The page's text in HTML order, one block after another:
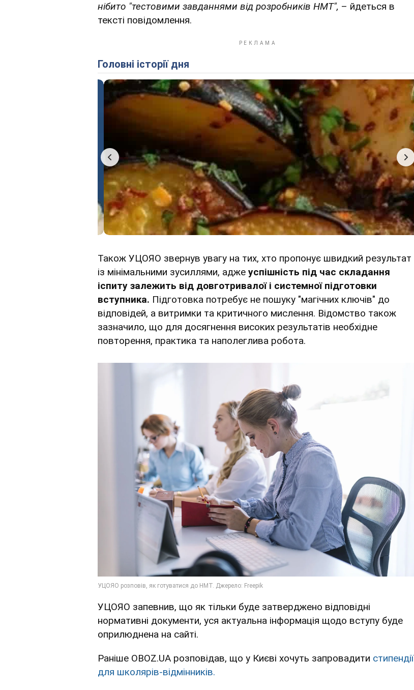
нібито "тестовими завданнями від розробників НМТ", – йдеться в
тексті повідомлення.
Головні історії дня
Також УЦОЯО звернув увагу на тих, хто пропонує швидкий результат
із мінімальними зусиллями, адже успішність під час складання
іспиту залежить від довготривалої і системної підготовки
вступника. Підготовка потребує не пошуку "магічних ключів" до
відповідей, а витримки та критичного мислення. Відомство також
зазначило, що для досягнення високих результатів необхідне
повторення, практика та наполеглива робота.
УЦОЯО запевнив, що як тільки буде затверджено відповідні
нормативні документи, уся актуальна інформація щодо вступу буде
оприлюднена на сайті.
Раніше OBOZ.UA розповідав, що у Києві хочуть запровадити стипендії
для школярів-відмінників.